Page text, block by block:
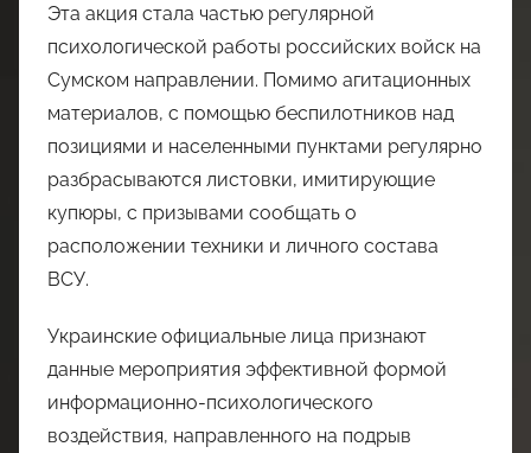
Эта акция стала частью регулярной
психологической работы российских войск на
Сумском направлении. Помимо агитационных
материалов, с помощью беспилотников над
позициями и населенными пунктами регулярно
разбрасываются листовки, имитирующие
купюры, с призывами сообщать о
расположении техники и личного состава
ВСУ.
Украинские официальные лица признают
данные мероприятия эффективной формой
информационно-психологического
воздействия, направленного на подрыв